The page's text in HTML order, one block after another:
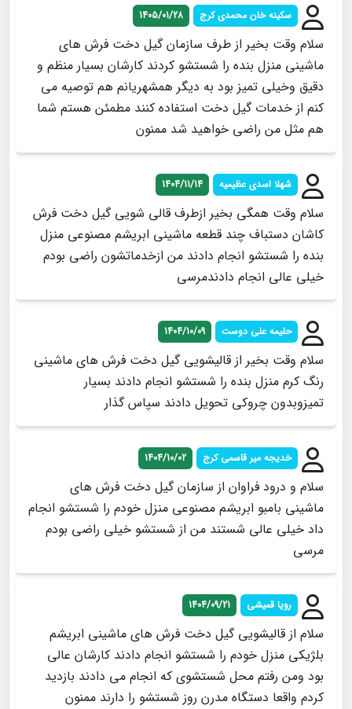
سکینه خان محمدی کرج 1405/01/28
سلام وقت بخیر از طرف سازمان گیل دخت فرش های
ماشینی منزل بنده را شستشو کردند کارشان بسیار منظم و
دقیق وخیلی تمیز بود به دیگر همشهریانم هم توصیه می
کنم از خدمات گیل دخت استفاده کنند مطمئن هستم شما
هم مثل من راضی خواهید شد ممنون
شهلا اسدی عظیمیه 1404/11/14
سلام وقت همگی بخیر ازطرف قالی شویی گیل دخت فرش
کاشان دستباف چند قطعه ماشینی ابریشم مصنوعی منزل
بنده را شستشو انجام دادند من ازخدماتشون راضی بودم
خیلی عالی انجام دادندمرسی
حلیمه علی دوست 1404/10/09
سلام وقت بخیر از قالیشویی گیل دخت فرش های ماشینی
رنگ کرم منزل بنده را شستشو انجام دادند بسیار
تمیزوبدون چروکی تحویل دادند سپاس گذار
خدیجه میر قاسمی کرج 1404/10/02
سلام و درود فراوان از سازمان گیل دخت فرش های
ماشینی بامبو ابریشم مصنوعی منزل خودم را شستشو انجام
داد خیلی عالی شستند من از شستشو خیلی راضی بودم
مرسی
رویا قمیشی 1404/09/21
سلام از قالیشویی گیل دخت فرش های ماشینی ابریشم
بلژیکی منزل خودم را شستشو انجام دادند کارشان عالی
بود ومن رفتم محل شستشوی که انجام می دادند بازدید
کردم واقعا دستگاه مدرن روز شستشو را دارند ممنون